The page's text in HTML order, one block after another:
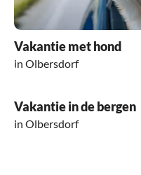
Vakantie met hond
in Olbersdorf
Vakantie in de bergen
in Olbersdorf